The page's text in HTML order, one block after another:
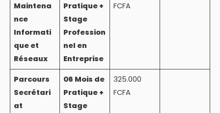
Maintena
nce
Informati
que et
Réseaux
Pratique +
Stage
Profession
nel en
Entreprise
FCFA
Parcours
Secrétari
at
06 Mois de
Pratique +
Stage
325.000
FCFA